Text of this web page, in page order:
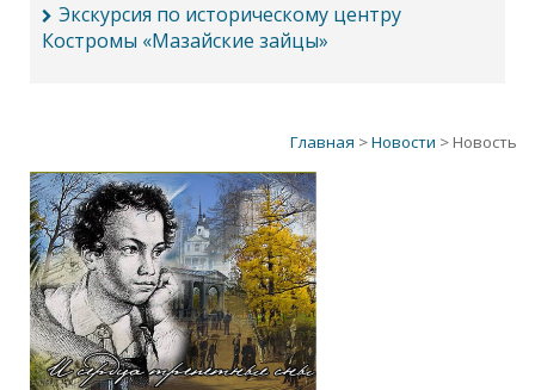
Экскурсия по историческому центру
Костромы «Мазайские зайцы»
Главная >Новости > Новость